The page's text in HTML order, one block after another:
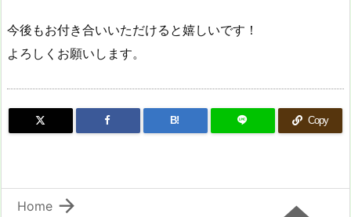
今後もお付き合いいただけると嬉しいです！
よろしくお願いします。
B! Copy

Home